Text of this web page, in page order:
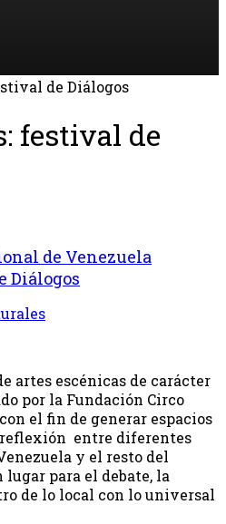
de Diálogos
festival de
de Venezuela
Diálogos
artes escénicas de carácter
por la Fundación Circo
el fin de generar espacios
entre diferentes
y el resto del
lugar para el debate, la
de lo local con lo universal